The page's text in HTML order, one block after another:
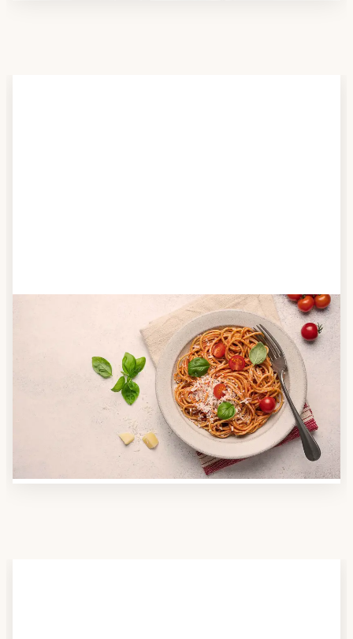
Anbieter finden
Nutzen Sie unsere große Mahlzeiten-Dienst-Suche,
um herauszufinden, welche Anbieter es in Ihrer
Region gibt und welcher am besten zu Ihnen passt.
Verschaffen Sie sich auch einen Überblick über die
Essen auf Rädern-Kosten.